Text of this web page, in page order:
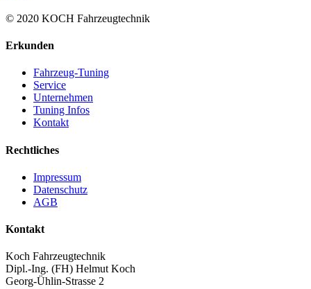
© 2020 KOCH Fahrzeugtechnik
Erkunden
Fahrzeug-Tuning
Service
Unternehmen
Tuning Infos
Kontakt
Rechtliches
Impressum
Datenschutz
AGB
Kontakt
Koch Fahrzeugtechnik
Dipl.-Ing. (FH) Helmut Koch
Georg-Ühlin-Strasse 2